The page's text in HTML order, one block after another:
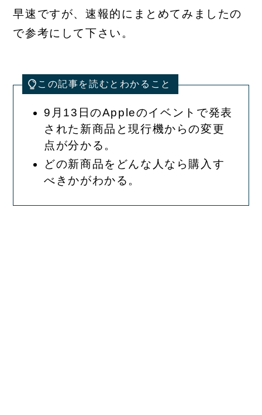
早速ですが、速報的にまとめてみましたの
で参考にして下さい。
この記事を読むとわかること
9月13日のAppleのイベントで発表
された新商品と現行機からの変更
点が分かる。
どの新商品をどんな人なら購入す
べきかがわかる。